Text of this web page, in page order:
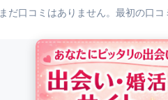
まだ口コミはありません。最初の口コ